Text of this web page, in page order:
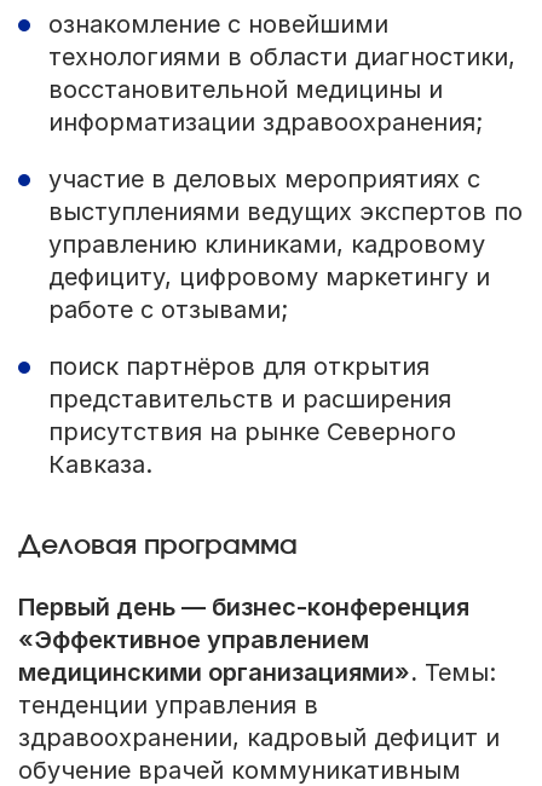
ознакомление с новейшими
технологиями в области диагностики,
восстановительной медицины и
информатизации здравоохранения;
участие в деловых мероприятиях с
выступлениями ведущих экспертов по
управлению клиниками, кадровому
дефициту, цифровому маркетингу и
работе с отзывами;
поиск партнёров для открытия
представительств и расширения
присутствия на рынке Северного
Кавказа.
Деловая программа
Первый день — бизнес-конференция
«Эффективное управлением
медицинскими организациями». Темы:
тенденции управления в
здравоохранении, кадровый дефицит и
обучение врачей коммуникативным